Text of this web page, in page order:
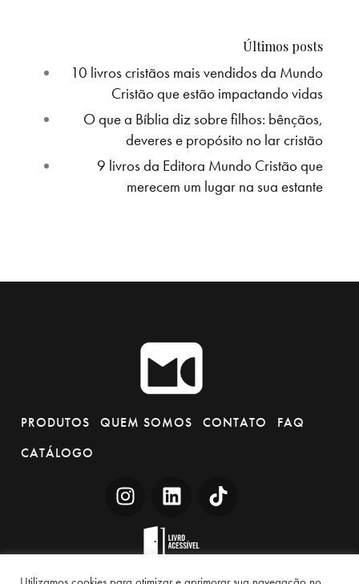
Últimos posts
10 livros cristãos mais vendidos da Mundo
Cristão que estão impactando vidas
O que a Bíblia diz sobre filhos: bênçãos,
deveres e propósito no lar cristão
9 livros da Editora Mundo Cristão que
merecem um lugar na sua estante
PRODUTOS QUEM SOMOS CONTATO
FAQ
CATÁLOGO